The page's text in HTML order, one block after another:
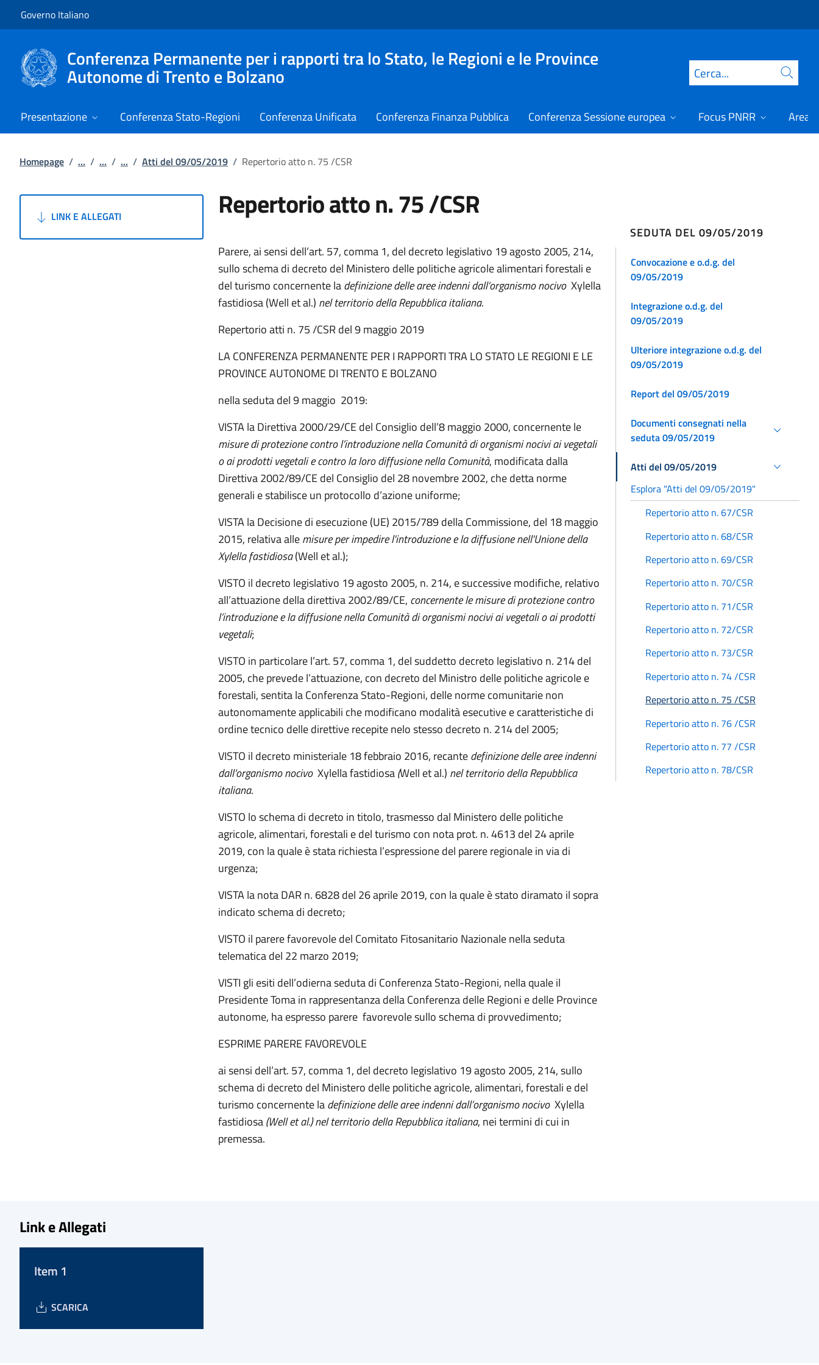
Governo Italiano
Conferenza Permanente per i rapporti tra lo Stato, le Regioni e le Province
Autonome di Trento e Bolzano Cerca
Presentazione Conferenza Stato-Regioni Conferenza Unificata Conferenza Finanza Pubblica Conferenza Sessione europea Focus PNRR Area
Homepage / ... / ... / ... / Atti del 09/05/2019 / Repertorio atto n. 75 /CSR
LINK E ALLEGATI Repertorio atto n. 75 /CSR
Parere, ai sensi dell’art. 57, comma 1, del decreto legislativo 19 agosto 2005, 214,
sullo schema di decreto del Ministero delle politiche agricole alimentari forestali e
del turismo concernente ladefinizione delle aree indenni dall’organismo nocivo Xylella
fastidiosa (Well et al.) nel territorio della Repubblica italiana.
Repertorio atti n. 75 /CSR del 9 maggio 2019
LA CONFERENZA PERMANENTE PER I RAPPORTI TRA LO STATO LE REGIONI E LE
PROVINCE AUTONOME DI TRENTO E BOLZANO
nella seduta del 9 maggio 2019:
VISTA la Direttiva 2000/29/CE del Consiglio dell’8 maggio 2000, concernente le
misure di protezione contro l’introduzione nella Comunità di organismi nocivi ai vegetali
o ai prodotti vegetali e contro la loro diffusione nella Comunità, modificata dalla
Direttiva 2002/89/CE del Consiglio del 28 novembre 2002, che detta norme
generali e stabilisce un protocollo d’azione uniforme;
VISTA la Decisione di esecuzione (UE) 2015/789 della Commissione, del 18 maggio
2015, relativa allemisure per impedire l'introduzione e la diffusione nell'Unione della
Xylella fastidiosa(Well et al.);
VISTO il decreto legislativo 19 agosto 2005, n. 214, e successive modifiche, relativo
all’attuazione della direttiva 2002/89/CE, concernente le misure di protezione contro
l’introduzione e la diffusione nella Comunità di organismi nocivi ai vegetali o ai prodotti
vegetali;
VISTO in particolare l’art. 57, comma 1, del suddetto decreto legislativo n. 214 del
2005, che prevede l’attuazione, con decreto del Ministro delle politiche agricole e
forestali, sentita la Conferenza Stato-Regioni, delle norme comunitarie non
autonomamente applicabili che modificano modalità esecutive e caratteristiche di
ordine tecnico delle direttive recepite nelo stesso decreto n. 214 del 2005;
VISTO il decreto ministeriale 18 febbraio 2016, recantedefinizione delle aree indenni
dall’organismo nocivo Xylella fastidiosa(Well et al.) nel territorio della Repubblica
italiana.
VISTO lo schema di decreto in titolo, trasmesso dal Ministero delle politiche
agricole, alimentari, forestali e del turismo con nota prot. n. 4613 del 24 aprile
2019, con la quale è stata richiesta l’espressione del parere regionale in via di
urgenza;
VISTA la nota DAR n. 6828 del 26 aprile 2019, con la quale è stato diramato il sopra
indicato schema di decreto;
VISTO il parere favorevole del Comitato Fitosanitario Nazionale nella seduta
telematica del 22 marzo 2019;
VISTI gli esiti dell’odierna seduta di Conferenza Stato-Regioni, nella quale il
Presidente Toma in rappresentanza della Conferenza delle Regioni e delle Province
autonome, ha espresso parere favorevole sullo schema di provvedimento;
ESPRIME PARERE FAVOREVOLE
ai sensi dell’art. 57, comma 1, del decreto legislativo 19 agosto 2005, 214, sullo
schema di decreto del Ministero delle politiche agricole, alimentari, forestali e del
turismo concernente ladefinizione delle aree indenni dall’organismo nocivo Xylella
fastidiosa(Well et al.) nel territorio della Repubblica italiana, nei termini di cui in
premessa.
SEDUTA DEL 09/05/2019
Convocazione e o.d.g. del
09/05/2019
Integrazione o.d.g. del
09/05/2019
Ulteriore integrazione o.d.g. del
09/05/2019
Report del 09/05/2019
Documenti consegnati nella
seduta 09/05/2019
Atti del 09/05/2019
Esplora "Atti del 09/05/2019"
Repertorio atto n. 67/CSR
Repertorio atto n. 68/CSR
Repertorio atto n. 69/CSR
Repertorio atto n. 70/CSR
Repertorio atto n. 71/CSR
Repertorio atto n. 72/CSR
Repertorio atto n. 73/CSR
Repertorio atto n. 74 /CSR
Repertorio atto n. 75 /CSR
Repertorio atto n. 76 /CSR
Repertorio atto n. 77 /CSR
Repertorio atto n. 78/CSR
Link e Allegati
Item 1
SCARICA